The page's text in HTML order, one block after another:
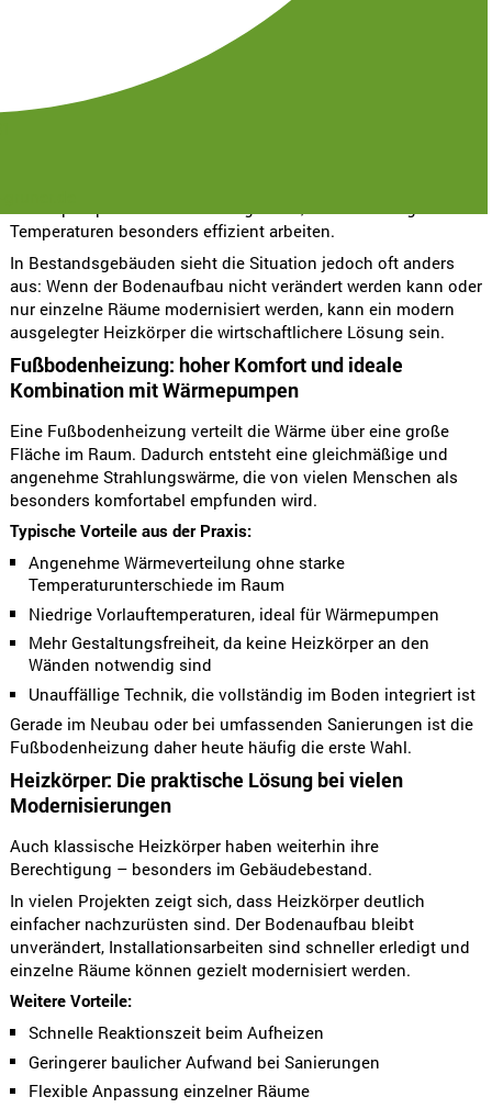
Die Effizienz hängt nicht nur vom Heizsystem ab
Häufig wird angenommen, dass eine Fußbodenheizung
grundsätzlich effizienter arbeitet als Heizkörper. Ganz so
einfach ist es jedoch nicht.
Temperaturen besonders effizient arbeiten.
In Bestandsgebäuden sieht die Situation jedoch oft anders
aus: Wenn der Bodenaufbau nicht verändert werden kann oder
nur einzelne Räume modernisiert werden, kann ein modern
ausgelegter Heizkörper die wirtschaftlichere Lösung sein.
Fußbodenheizung: hoher Komfort und ideale
Kombination mit Wärmepumpen
Eine Fußbodenheizung verteilt die Wärme über eine große
Fläche im Raum. Dadurch entsteht eine gleichmäßige und
angenehme Strahlungswärme, die von vielen Menschen als
besonders komfortabel empfunden wird.
Typische Vorteile aus der Praxis:
Angenehme Wärmeverteilung ohne starke
Temperaturunterschiede im Raum
Niedrige Vorlauftemperaturen, ideal für Wärmepumpen
Mehr Gestaltungsfreiheit, da keine Heizkörper an den
Wänden notwendig sind
Unauffällige Technik, die vollständig im Boden integriert ist
Gerade im Neubau oder bei umfassenden Sanierungen ist die
Fußbodenheizung daher heute häufig die erste Wahl.
Heizkörper: Die praktische Lösung bei vielen
Modernisierungen
Auch klassische Heizkörper haben weiterhin ihre
Berechtigung – besonders im Gebäudebestand.
In vielen Projekten zeigt sich, dass Heizkörper deutlich
einfacher nachzurüsten sind. Der Bodenaufbau bleibt
unverändert, Installationsarbeiten sind schneller erledigt und
einzelne Räume können gezielt modernisiert werden.
Weitere Vorteile:
Schnelle Reaktionszeit beim Aufheizen
Geringerer baulicher Aufwand bei Sanierungen
Flexible Anpassung einzelner Räume